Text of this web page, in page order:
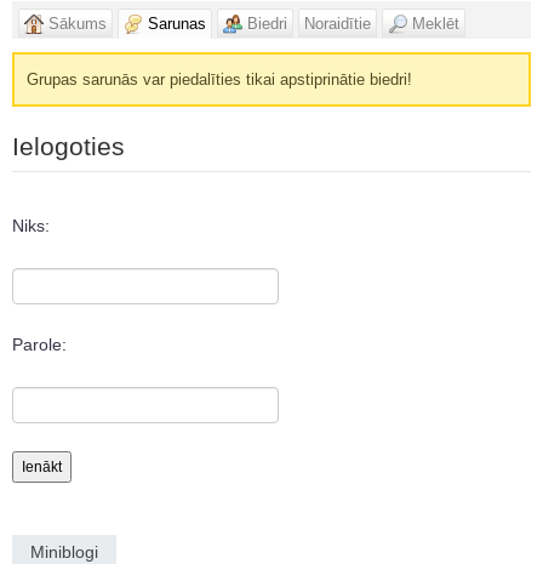
Sākums Sarunas Biedri Noraidītie Meklēt
Grupas sarunās var piedalīties tikai apstiprinātie biedri!
Ielogoties
Niks:
Parole:
Miniblogi